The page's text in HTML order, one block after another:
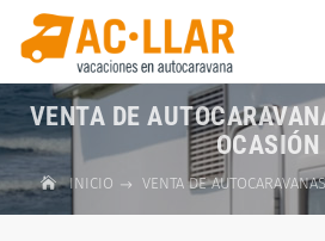
VENTA DE
OCASIÓN
INICIO VENTA DE